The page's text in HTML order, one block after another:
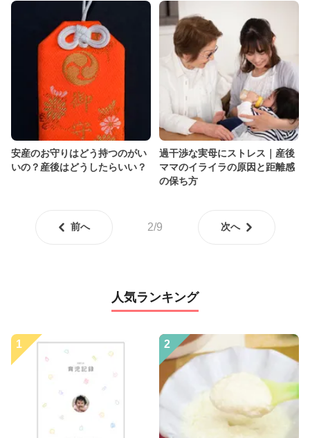
安産のお守りはどう持つのがい
いの？産後はどうしたらいい？
過干渉な実母にストレス｜産後
ママのイライラの原因と距離感
の保ち方
前へ 2/9 次へ
人気ランキング
1 2